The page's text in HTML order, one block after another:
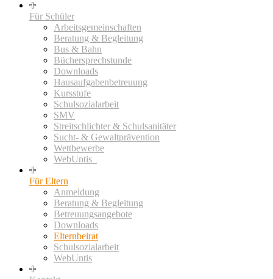
Für Schüler
Arbeitsgemeinschaften
Beratung & Begleitung
Bus & Bahn
Büchersprechstunde
Downloads
Hausaufgabenbetreuung
Kursstufe
Schulsozialarbeit
SMV
Streitschlichter & Schulsanitäter
Sucht- & Gewaltprävention
Wettbewerbe
WebUntis_
Für Eltern
Anmeldung
Beratung & Begleitung
Betreuungsangebote
Downloads
Elternbeirat
Schulsozialarbeit
WebUntis